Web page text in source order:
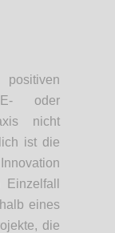
oder
nicht
ist die
eines
die